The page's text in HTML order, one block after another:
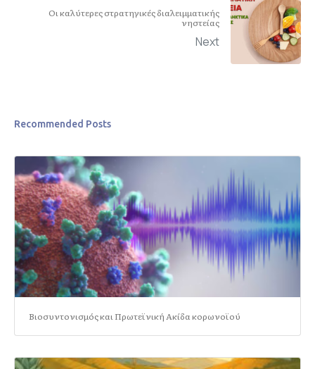
Οι καλύτερες στρατηγικές διαλειμματικής
νηστείας
Next
Recommended Posts
Βιοσυντονισμός και Πρωτεϊνική Ακίδα κορωνοϊού